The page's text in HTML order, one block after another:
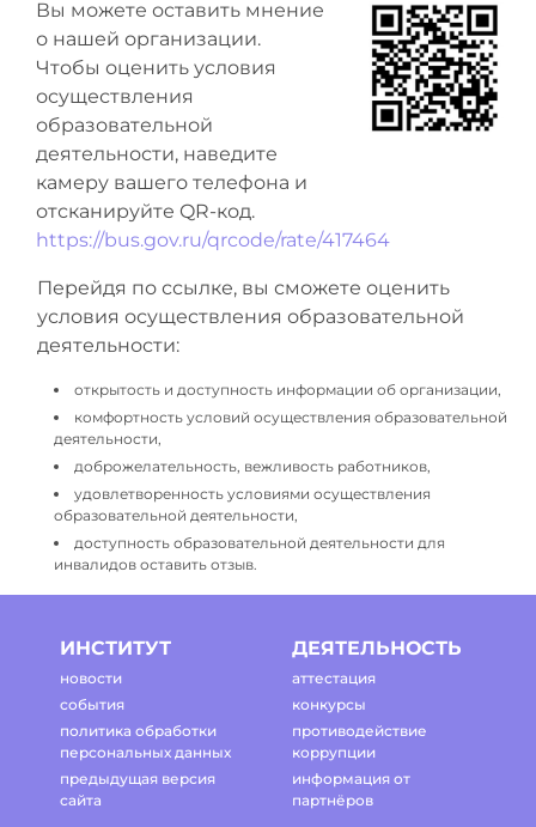
Вы можете оставить мнение
о нашей организации.
Чтобы оценить условия
осуществления
образовательной
деятельности, наведите
камеру вашего телефона и
отсканируйте QR-код.
https://bus.gov.ru/qrcode/rate/417464
Перейдя по ссылке, вы сможете оценить
условия осуществления образовательной
деятельности:
открытость и доступность информации об организации,
комфортность условий осуществления образовательной
деятельности,
доброжелательность, вежливость работников,
удовлетворенность условиями осуществления
образовательной деятельности,
доступность образовательной деятельности для
инвалидов оставить отзыв.
ИНСТИТУТ
новости
события
политика обработки
персональных данных
предыдущая версия
сайта
ДЕЯТЕЛЬНОСТЬ
аттестация
конкурсы
противодействие
коррупции
информация от
партнёров